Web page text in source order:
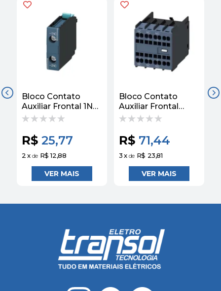
Bloco Contato
Auxiliar Frontal 1NF
3RH19211CA01
R$ 25,77
2x de R$ 12,88
Bloco Contato
Auxiliar Frontal
1NA+2NF
Siemens
R$ 71,44
3x de R$ 23,81